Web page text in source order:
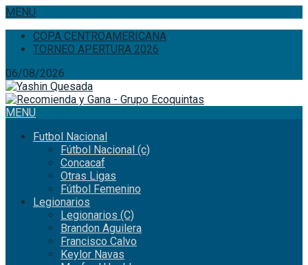
MENU
COPA CENTROAMERICANA
TORNEO APERTURA 2026
06/08/2026
MENU
Futbol Nacional
Fútbol Nacional (c)
Concacaf
Otras Ligas
Fútbol Femenino
Legionarios
Legionarios (C)
Brandon Aguilera
Francisco Calvo
Keylor Navas